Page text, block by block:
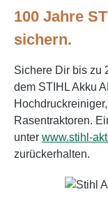
100 Jahre
sichern.
Sichere Dir bis zu
dem STIHL Akku
Rasentraktoren.
unter www.stihl-
zurückerhalten.